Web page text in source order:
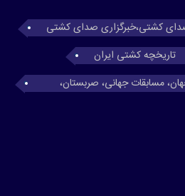
کشتی،خبرگزاری صدای کشتی
تاریخچه کشتی ایران
مسابقات جهانی، صربستان،